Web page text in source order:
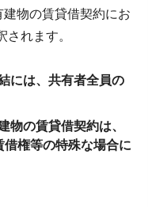
物の賃貸借契約にお
れます。
には、共有者全員の
物の賃貸借契約は、
権等の特殊な場合に